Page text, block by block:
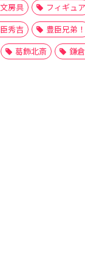
文房具 フィギュア
秀吉 豊臣兄弟！
葛飾北斎 鎌